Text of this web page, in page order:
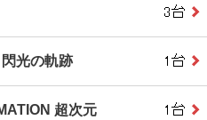
光の軌跡
超次元